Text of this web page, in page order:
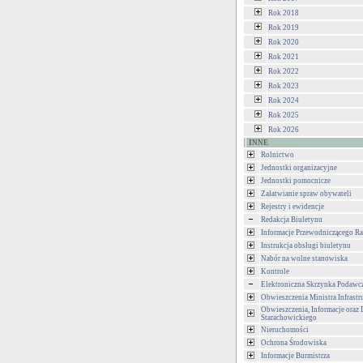
Rok 2018
Rok 2019
Rok 2020
Rok 2021
Rok 2022
Rok 2023
Rok 2024
Rok 2025
Rok 2026
INNE
Rolnictwo
Jednostki organizacyjne
Jednostki pomocnicze
Załatwianie spraw obywateli
Rejestry i ewidencje
Redakcja Biuletynu
Informacje Przewodniczącego
Instrukcja obsługi biuletynu
Nabór na wolne stanowiska
Kontrole
Elektroniczna Skrzynka
Obwieszczenia Ministra
Obwieszczenia, Informacje oraz
Starachowickiego
Nieruchomości
Ochrona Środowiska
Informacje Burmistrza